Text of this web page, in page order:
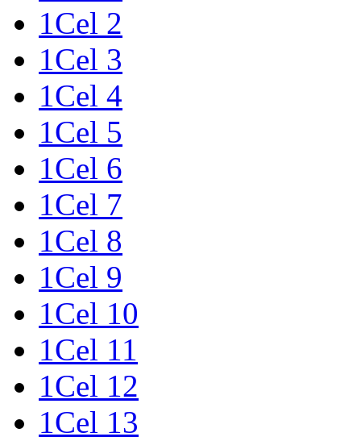
1Cel 2
1Cel 3
1Cel 4
1Cel 5
1Cel 6
1Cel 7
1Cel 8
1Cel 9
1Cel 10
1Cel 11
1Cel 12
1Cel 13